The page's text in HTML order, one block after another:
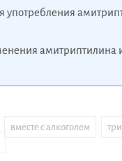
употребления
амитриптилина
вместе с алкоголем